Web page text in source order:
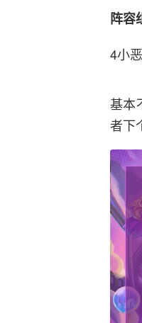
阵容
4小
基本
者下